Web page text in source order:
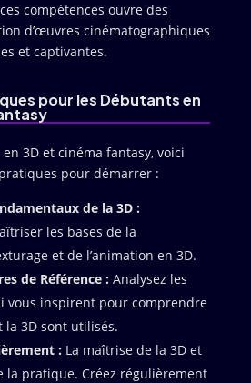
compétences ouvre des
d’œuvres cinématographiques
et captivantes.
pour les Débutants en
3D et cinéma fantasy, voici
pour démarrer :
de la 3D :
les bases de la
et de l’animation en 3D.
de Référence :Analysez les
vous inspirent pour comprendre
la 3D sont utilisés.
:La maîtrise de la 3D et
la pratique. Créez régulièrement